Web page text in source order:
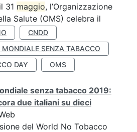
31 maggio, l’Organizzazione
Salute (OMS) celebra il
CNDD
MONDIALE SENZA TABACCO
DAY
OMS
senza tabacco 2019:
due italiani su dieci
del World No Tobacco